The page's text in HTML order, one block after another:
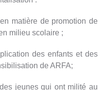
matière de promotion de
milieu scolaire ;
des enfants et des
de ARFA;
jeunes qui ont milité au